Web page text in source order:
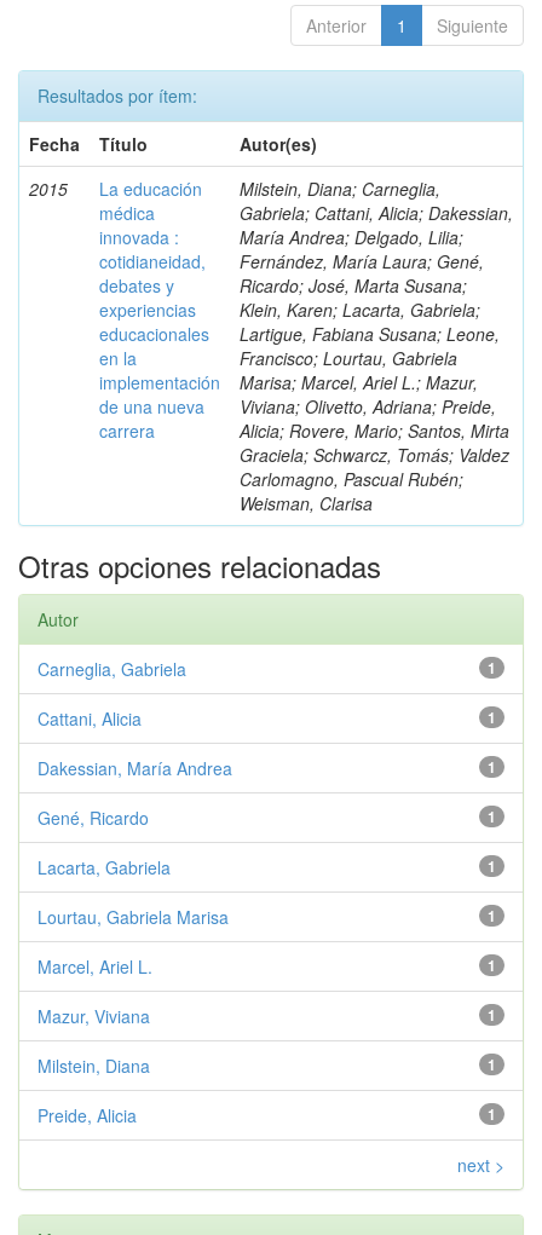
Anterior 1 Siguiente
Resultados por ítem:
Fecha
Título
Autor(es)
2015
La educación
médica
innovada :
cotidianeidad,
debates y
experiencias
educacionales
en la
implementación
de una nueva
carrera
Milstein, Diana; Carneglia,
Gabriela; Cattani, Alicia; Dakessian,
María Andrea; Delgado, Lilia;
Fernández, María Laura; Gené,
Ricardo; José, Marta Susana;
Klein, Karen; Lacarta, Gabriela;
Lartigue, Fabiana Susana; Leone,
Francisco; Lourtau, Gabriela
Marisa; Marcel, Ariel L.; Mazur,
Viviana; Olivetto, Adriana; Preide,
Alicia; Rovere, Mario; Santos, Mirta
Graciela; Schwarcz, Tomás; Valdez
Carlomagno, Pascual Rubén;
Weisman, Clarisa
Otras opciones relacionadas
Autor
1
Carneglia, Gabriela
1
Cattani, Alicia
1
Dakessian, María Andrea
1
Gené, Ricardo
1
Lacarta, Gabriela
1
Lourtau, Gabriela Marisa
1
Marcel, Ariel L.
1
Mazur, Viviana
1
Milstein, Diana
1
Preide, Alicia
next >